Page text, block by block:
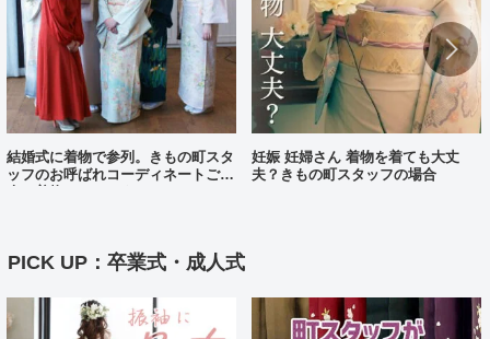
結婚式に着物で参列。きもの町スタ
ッフのお呼ばれコーディネートご紹
妊娠 妊婦さん 着物を着ても大丈
夫？きもの町スタッフの場合
PICK UP：卒業式・成人式